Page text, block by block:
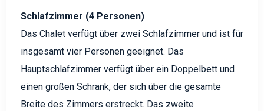
Schlafzimmer (4 Personen)
Das Chalet verfügt über zwei Schlafzimmer und ist für
insgesamt vier Personen geeignet. Das
Hauptschlafzimmer verfügt über ein Doppelbett und
einen großen Schrank, der sich über die gesamte
Breite des Zimmers erstreckt. Das zweite